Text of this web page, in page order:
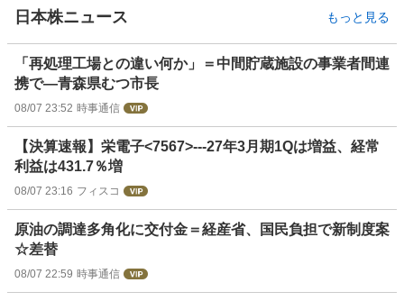
日本株ニュース もっと見る
「再処理工場との違い何か」＝中間貯蔵施設の事業者間連
携で―青森県むつ市長
08/07 23:52 時事通信
【決算速報】栄電子<7567>---27年3月期1Qは増益、経常
利益は431.7％増
08/07 23:16 フィスコ
原油の調達多角化に交付金＝経産省、国民負担で新制度案
☆差替
08/07 22:59 時事通信